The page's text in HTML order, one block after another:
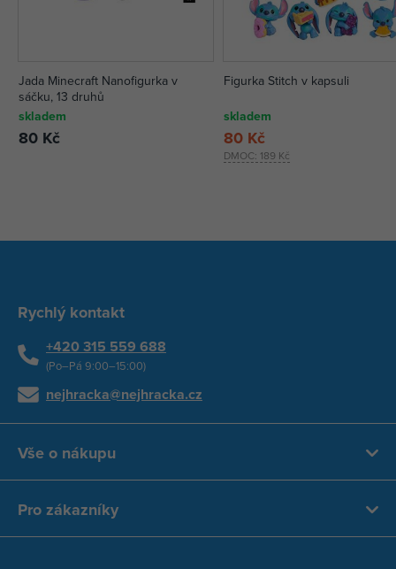
Jada Minecraft Nanofigurka v
sáčku, 13 druhů
skladem
80 Kč
Figurka Stitch v kapsuli
skladem
DMOC: 189 Kč
80 Kč
Rychlý kontakt
+420 315 559 688
(Po–Pá 9:00–15:00)
nejhracka@nejhracka.cz
Vše o nákupu
Pro zákazníky